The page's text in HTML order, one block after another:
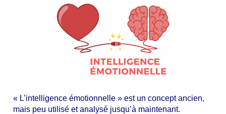
« L’intelligence émotionnelle » est un concept ancien,
mais peu utilisé et analysé jusqu’à maintenant.